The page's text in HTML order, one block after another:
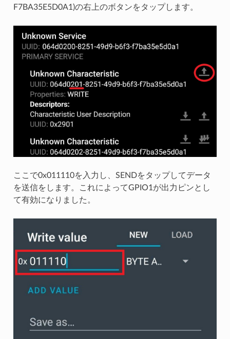
F7BA35E5D0A1)の右上のボタンをタップします。
ここで0x011110を入力し、SENDをタップしてデータ
を送信をします。これによってGPIO1が出力ピンとし
て有効になりました。